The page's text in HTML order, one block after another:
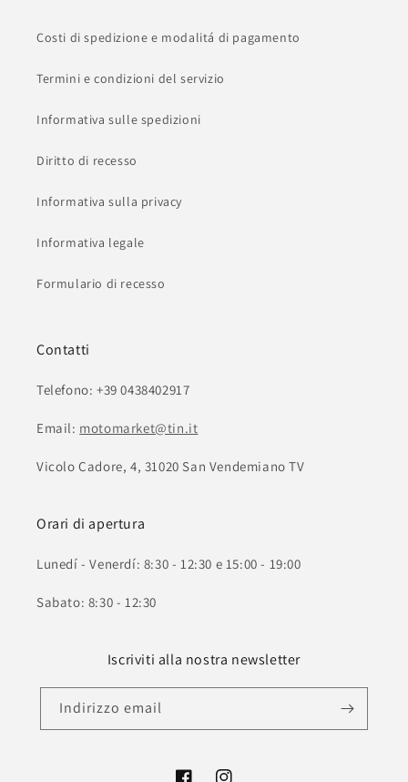
Costi di spedizione e modalitá di pagamento
Termini e condizioni del servizio
Informativa sulle spedizioni
Diritto di recesso
Informativa sulla privacy
Informativa legale
Formulario di recesso
Contatti
Telefono: +39 0438402917
Email: motomarket@tin.it
Vicolo Cadore, 4, 31020 San Vendemiano TV
Orari di apertura
Lunedí - Venerdí: 8:30 - 12:30 e 15:00 - 19:00
Sabato: 8:30 - 12:30
Iscriviti alla nostra newsletter
Indirizzo email